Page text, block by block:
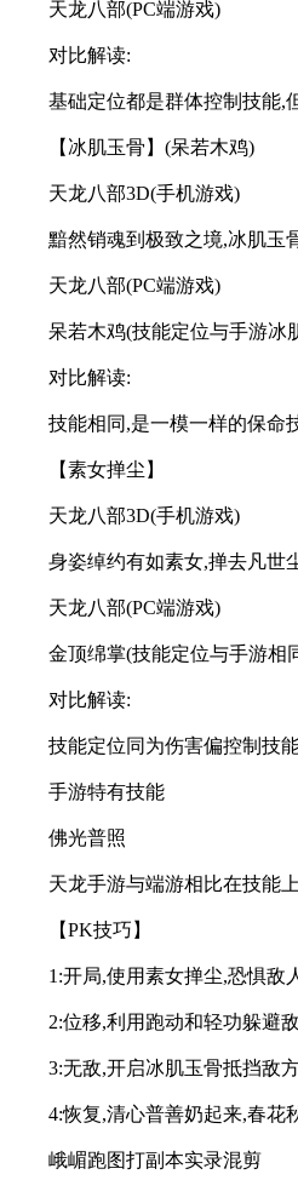
天龙八部(PC端游戏)
对比解读:
基础定位都是群体控制技能,
【冰肌玉骨】(呆若木鸡)
天龙八部3D(手机游戏)
黯然销魂到极致之境,冰肌玉
天龙八部(PC端游戏)
呆若木鸡(技能定位与手游冰
对比解读:
技能相同,是一模一样的保命
【素女掸尘】
天龙八部3D(手机游戏)
身姿绰约有如素女,掸去凡世
天龙八部(PC端游戏)
金顶绵掌(技能定位与手游相
对比解读:
技能定位同为伤害偏控制技
手游特有技能
佛光普照
天龙手游与端游相比在技能
【PK技巧】
1:开局,使用素女掸尘,恐惧敌
2:位移,利用跑动和轻功躲避
3:无敌,开启冰肌玉骨抵挡敌
4:恢复,清心普善奶起来,春花
峨嵋跑图打副本实录混剪